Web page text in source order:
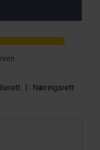
| Næringsrett